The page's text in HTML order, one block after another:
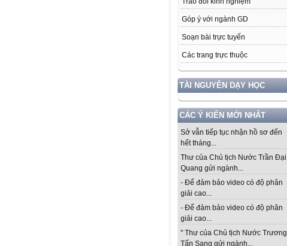
Góp ý với ngành GD
Soạn bài trực tuyến
Các trang trực thuộc
TÀI NGUYÊN DẠY HỌC
CÁC Ý KIẾN MỚI NHẤT
Sở vẫn tiếp tục nhận hồ sơ đến
hết tháng...
Thư của Chủ tịch Nước Trần Đại
Quang gửi ngành...
- Để đảm bảo video có độ phân
giải cao...
- Để đảm bảo video có độ phân
giải cao...
" Thư của Chủ tịch Nước Trương
Tấn Sang gửi ngành...